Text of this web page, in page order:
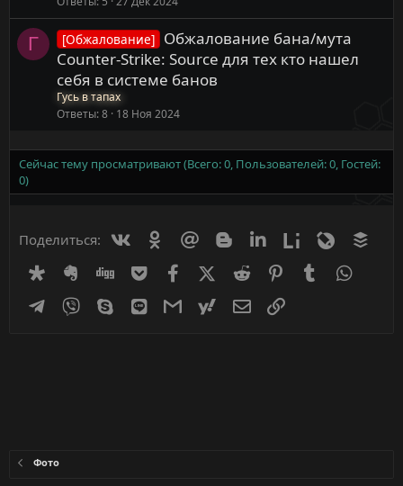
Г [Обжалование] Обжалование бана/мута
Counter-Strike: Source для тех кто нашел
себя в системе банов
Гусь в тапах
Ответы 8 18 Ноя 2024
Сейчас тему просматривают (Всего: 0, Пользователей: 0, Гостей:
0)
Поделиться: ВконтактеОдноклассники
Mail.ru BloggerLinkedinLiveinternet
Livejournal
DiasporaEvernoteDigg GetpocketFacebookX (Twitter)
Reddit PinterestTumblr
Telegram
Viber Skype Line GmailyahoomailЭлектронная почта
Фото